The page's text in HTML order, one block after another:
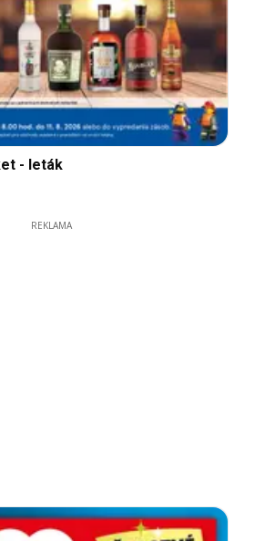
- leták
REKLAMA